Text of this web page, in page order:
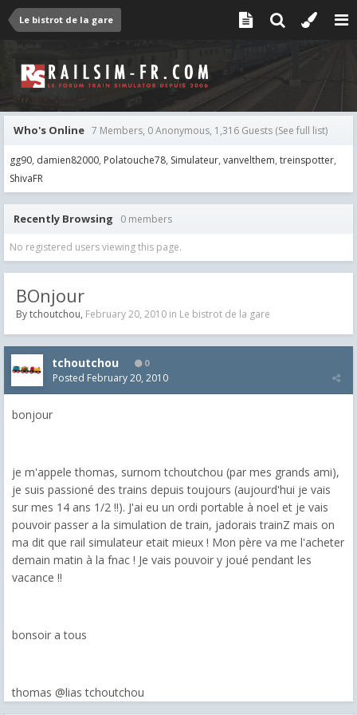
Le bistrot de la gare
Who's Online 7 Members, 0 Anonymous, 1,316 Guests (See full list)
gg90 damien82000 Polatouche78 Simulateur vanvelthem treinspotter
ShivaFR
Recently Browsing 0 members
No registered users viewing this page.
BOnjour
Bytchoutchou, February 20, 2010 in Le bistrot de la gare
tchoutchou 0
Posted February 20, 2010
bonjour
je m'appele thomas, surnom tchoutchou (par mes grands ami),
je suis passioné des trains depuis toujours (aujourd'hui je vais
sur mes 14 ans 1/2 !!). J'ai eu un ordi portable à noel et je vais
pouvoir passer a la simulation de train, jadorais trainZ mais on
ma dit que rail simulateur etait mieux ! Mon père va me l'acheter
demain matin à la fnac ! Je vais pouvoir y joué pendant les
vacance !!
bonsoir a tous
thomas @lias tchoutchou